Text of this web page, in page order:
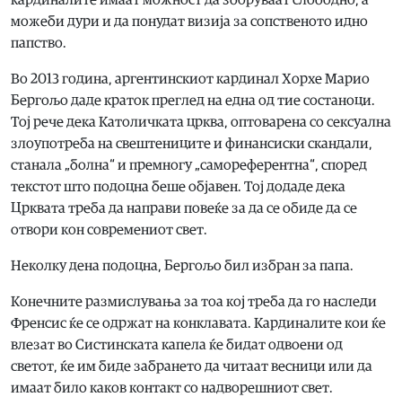
можеби дури и да понудат визија за сопственото идно
папство.
Во 2013 година, аргентинскиот кардинал Хорхе Марио
Бергољо даде краток преглед на една од тие состаноци.
Тој рече дека Католичката црква, оптоварена со сексуална
злоупотреба на свештениците и финансиски скандали,
станала „болна“ и премногу „самореферентна“, според
текстот што подоцна беше објавен. Тој додаде дека
Црквата треба да направи повеќе за да се обиде да се
отвори кон современиот свет.
Неколку дена подоцна, Бергољо бил избран за папа.
Конечните размислувања за тоа кој треба да го наследи
Френсис ќе се одржат на конклавата. Кардиналите кои ќе
влезат во Систинската капела ќе бидат одвоени од
светот, ќе им биде забрането да читаат весници или да
имаат било каков контакт со надворешниот свет.